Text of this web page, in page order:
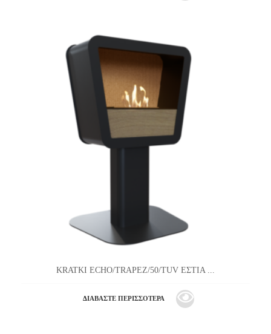
KRATKI ECHO/TRAPEZ/50/TUV ΕΣΤΙΑ ...
ΔΙΑΒΆΣΤΕ ΠΕΡΙΣΣΌΤΕΡΑ